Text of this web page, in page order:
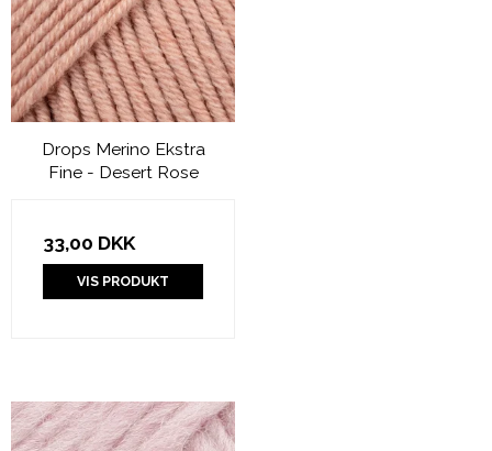
Drops Merino Ekstra
Fine - Desert Rose
33,00 DKK
VIS PRODUKT